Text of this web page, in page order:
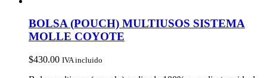
BOLSA (POUCH) MULTIUSOS SISTEMA
MOLLE COYOTE
$430.00 IVA incluido